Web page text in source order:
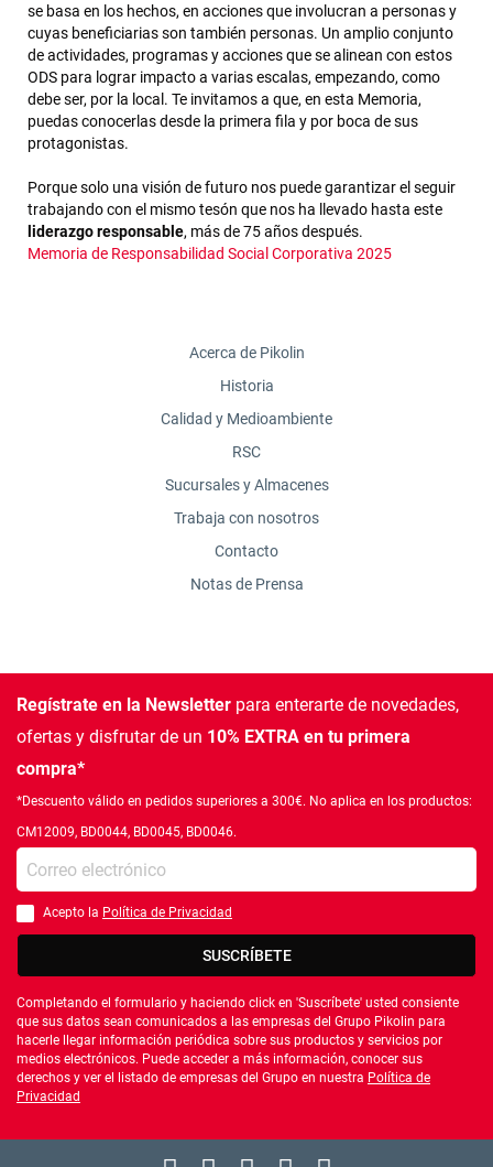
se basa en los hechos, en acciones que involucran a personas y
cuyas beneficiarias son también personas. Un amplio conjunto
de actividades, programas y acciones que se alinean con estos
ODS para lograr impacto a varias escalas, empezando, como
debe ser, por la local. Te invitamos a que, en esta Memoria,
puedas conocerlas desde la primera fila y por boca de sus
protagonistas.
Porque solo una visión de futuro nos puede garantizar el seguir
trabajando con el mismo tesón que nos ha llevado hasta este
liderazgo responsable, más de 75 años después.
Memoria de Responsabilidad Social Corporativa 2025
Acerca de Pikolin
Historia
Calidad y Medioambiente
RSC
Sucursales y Almacenes
Trabaja con nosotros
Contacto
Notas de Prensa
Regístrate en la Newsletter para enterarte de novedades,
ofertas y disfrutar de un 10% EXTRA en tu primera
compra*
*Descuento válido en pedidos superiores a 300€. No aplica en los productos:
CM12009, BD0044, BD0045, BD0046.
Introduce tu e-mail
Debes aceptar la política de privacidad
Acepto la Política de Privacidad
SUSCRÍBETE
Completando el formulario y haciendo click en 'Suscríbete' usted consiente
que sus datos sean comunicados a las empresas del Grupo Pikolin para
hacerle llegar información periódica sobre sus productos y servicios por
medios electrónicos. Puede acceder a más información, conocer sus
derechos y ver el listado de empresas del Grupo en nuestra Política de
Privacidad